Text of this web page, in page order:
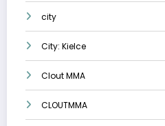
city
City: Kielce
Clout MMA
CLOUTMMA